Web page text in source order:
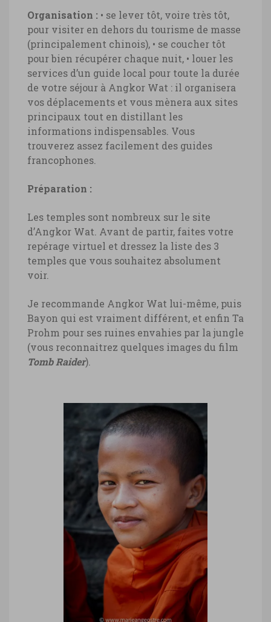
Organisation : • se lever tôt, voire très tôt,
pour visiter en dehors du tourisme de masse
(principalement chinois), • se coucher tôt
pour bien récupérer chaque nuit, • louer les
services d’un guide local pour toute la durée
de votre séjour à Angkor Wat : il organisera
vos déplacements et vous mènera aux sites
principaux tout en distillant les
informations indispensables. Vous
trouverez assez facilement des guides
francophones.
Préparation :
Les temples sont nombreux sur le site
d’Angkor Wat. Avant de partir, faites votre
repérage virtuel et dressez la liste des 3
temples que vous souhaitez absolument
voir.
Je recommande Angkor Wat lui-même, puis
Bayon qui est vraiment différent, et enfin Ta
Prohm pour ses ruines envahies par la jungle
(vous reconnaitrez quelques images du film
Tomb Raider).